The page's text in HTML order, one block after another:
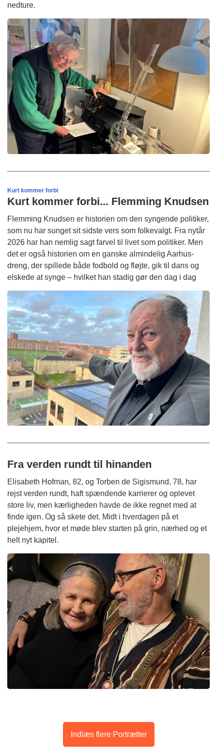
nedture.
Kurt kommer forbi
Kurt kommer forbi... Flemming Knudsen
Flemming Knudsen er historien om den syngende politiker,
som nu har sunget sit sidste vers som folkevalgt. Fra nytår
2026 har han nemlig sagt farvel til livet som politiker. Men
det er også historien om en ganske almindelig Aarhus-
dreng, der spillede både fodbold og fløjte, gik til dans og
elskede at synge – hvilket han stadig gør den dag i dag
Fra verden rundt til hinanden
Elisabeth Hofman, 82, og Torben de Sigismund, 78, har
rejst verden rundt, haft spændende karrierer og oplevet
store liv, men kærligheden havde de ikke regnet med at
finde igen. Og så skete det. Midt i hverdagen på et
plejehjem, hvor et møde blev starten på grin, nærhed og et
helt nyt kapitel.
Indlæs flere Portrætter